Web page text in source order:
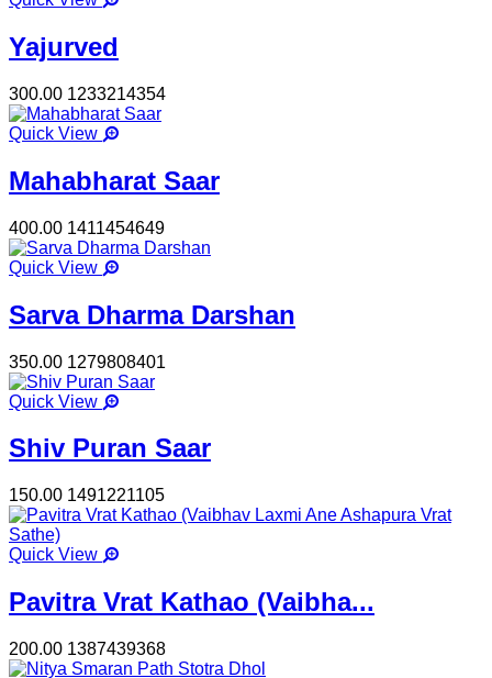
Yajurved
300.00 1233214354
Quick View
Mahabharat Saar
400.00 1411454649
Quick View
Sarva Dharma Darshan
350.00 1279808401
Quick View
Shiv Puran Saar
150.00 1491221105
Quick View
Pavitra Vrat Kathao (Vaibha...
200.00 1387439368